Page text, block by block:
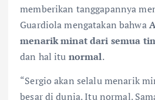
memberikan tanggapannya
Guardiola mengatakan bahwa
menarik minat dari semua
dan hal itu normal.
“Sergio akan selalu menarik
besar di dunia. Itu normal.